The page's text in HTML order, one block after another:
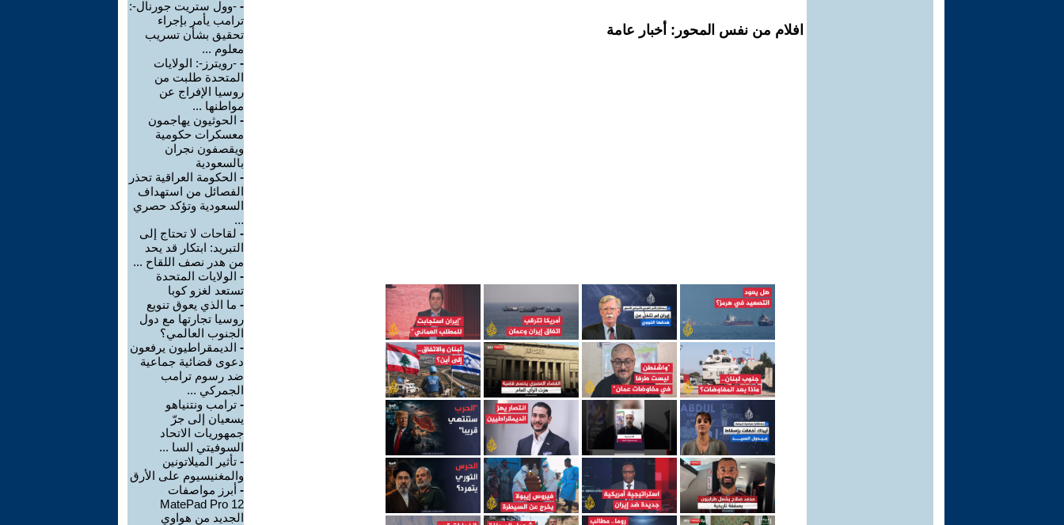
افلام من نفس المحور: أخبار عامة
- -وول ستريت جورنال-:
ترامب يأمر بإجراء
تحقيق بشأن تسريب
معلوم ...
- -رويترز-: الولايات
المتحدة طلبت من
روسيا الإفراج عن
مواطنها ...
- الحوثيون يهاجمون
معسكرات حكومية
ويقصفون نجران
بالسعودية
- الحكومة العراقية تحذر
الفصائل من استهداف
السعودية وتؤكد حصري
...
- لقاحات لا تحتاج إلى
التبريد: ابتكار قد يحد
من هدر نصف اللقاح ...
- الولايات المتحدة
تستعد لغزو كوبا
- ما الذي يعوق تنويع
روسيا تجارتها مع دول
الجنوب العالمي؟
- الديمقراطيون يرفعون
دعوى قضائية جماعية
ضد رسوم ترامب
الجمركي ...
- ترامب ونتنياهو
يسعيان إلى جرّ
جمهوريات الاتحاد
السوفيتي السا ...
- تأثير الميلاتونين
والمغنيسيوم على الأرق
- أبرز مواصفات
MatePad Pro 12
الجديد من هواوي